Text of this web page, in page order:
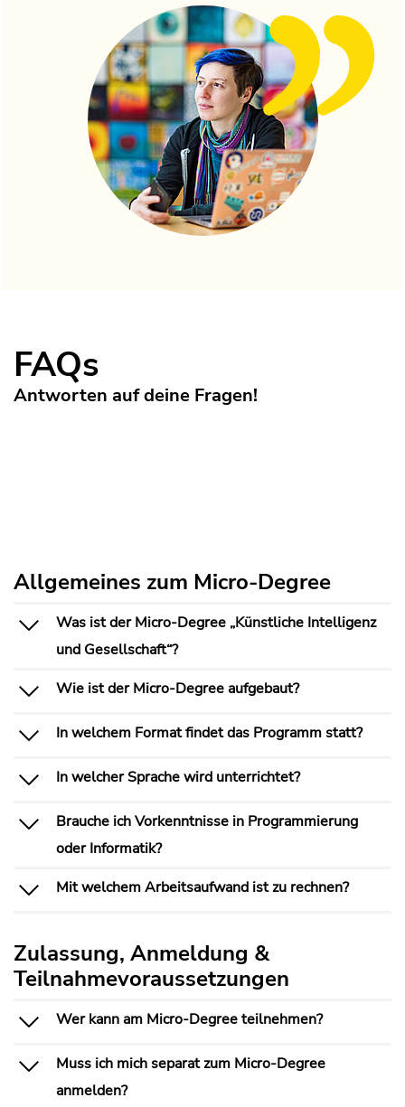
FAQs
Antworten auf deine Fragen!
Allgemeines zum Micro-Degree
Was ist der Micro-Degree „Künstliche Intelligenz
und Gesellschaft“?
Wie ist der Micro-Degree aufgebaut?
In welchem Format findet das Programm statt?
In welcher Sprache wird unterrichtet?
Brauche ich Vorkenntnisse in Programmierung
oder Informatik?
Mit welchem Arbeitsaufwand ist zu rechnen?
Zulassung, Anmeldung &
Teilnahmevoraussetzungen
Wer kann am Micro-Degree teilnehmen?
Muss ich mich separat zum Micro-Degree
anmelden?